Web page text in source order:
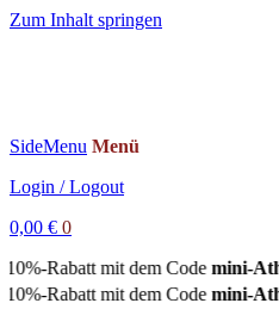
Zum Inhalt springen
SideMenu Menü
Login / Logout
0,00 € 0
Rabatt mit dem Codemini-
Rabatt mit dem Codemini-